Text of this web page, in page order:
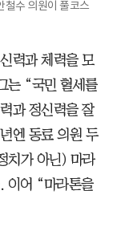
철수 의원이 풀코스
력과 체력을 모
는 “국민 혈세를
과 정신력을 잘
엔 동료 의원 두
치가 아닌) 마라
이어 “마라톤을